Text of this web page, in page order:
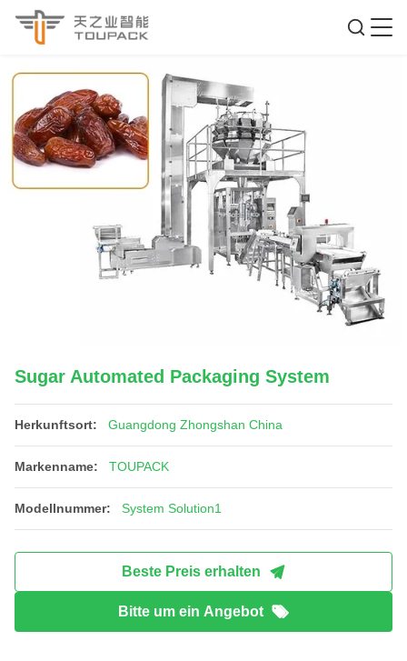
Sugar Automated Packaging System
Herkunftsort: Guangdong Zhongshan China
Markenname: TOUPACK
Modellnummer: System Solution1
Beste Preis erhalten
Bitte um ein Angebot